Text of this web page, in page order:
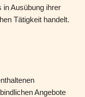
Ausübung ihrer
Tätigkeit handelt.
Angebote